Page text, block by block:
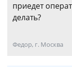
приедет
делать?
Федор, г. Москва